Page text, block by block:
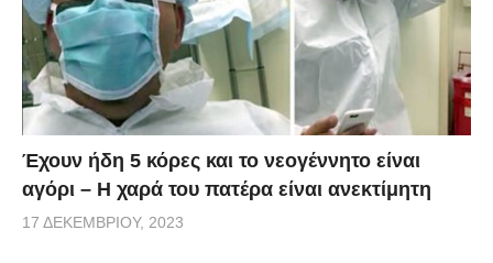
Έχουν ήδη 5 κόρες και το νεογέννητο είναι
αγόρι – Η χαρά του πατέρα είναι ανεκτίμητη
17 ΔΕΚΕΜΒΡΊΟΥ, 2023